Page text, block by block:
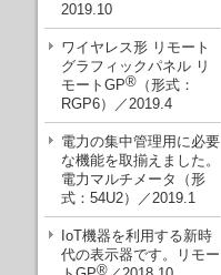
2019.10
ワイヤレス形 リモート
グラフィックパネル リ
モートGP® （形式：
RGP6）／2019.4
電力の集中管理用に必要
な機能を取揃えました。
電力マルチメータ（形
式：54U2）／2019.1
IoT機器を利用する新時
代の表示器です。リモー
®